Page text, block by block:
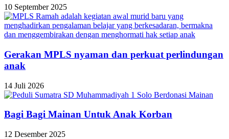
10 September 2025
Gerakan MPLS nyaman dan perkuat perlindungan
anak
14 Juli 2026
Bagi Bagi Mainan Untuk Anak Korban
12 Desember 2025